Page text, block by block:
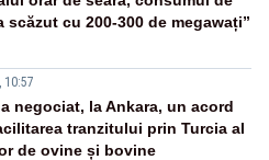
scăzut cu 200-300 de megawați”
10:57
a negociat, la Ankara, un acord
tranzitului prin Turcia al
de ovine și bovine